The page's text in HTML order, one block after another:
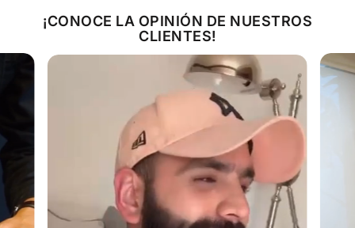
¡CONOCE LA OPINIÓN DE NUESTROS
CLIENTES!